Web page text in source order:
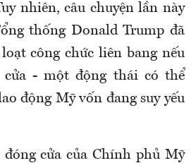
nhiên, câu chuyện lần này
thống Donald Trump đã
công chức liên bang nếu
cửa - một động thái có thể
động Mỹ vốn đang suy yếu
cửa của Chính phủ Mỹ